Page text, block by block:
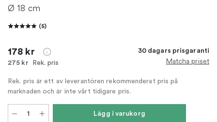
Ø 18 cm
(5)
178 kr
275 kr Rek. pris
30 dagars prisgaranti
Matcha priset
Rek. pris är ett av leverantören rekommenderat pris på
marknaden och är inte vårt tidigare pris.
Lägg i varukorg